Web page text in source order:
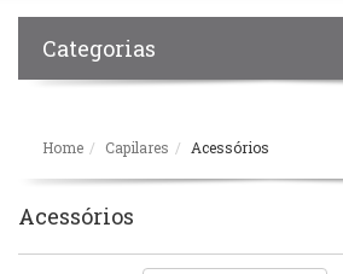
Categorias
Home Capilares Acessórios
Acessórios